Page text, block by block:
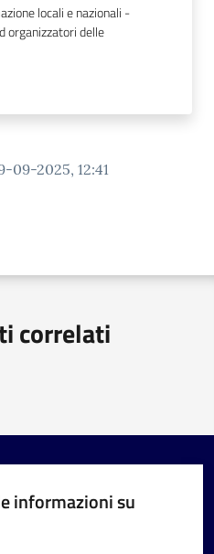
locali e nazionali -
organizzatori delle
09-2025, 12:41
correlati
informazioni su